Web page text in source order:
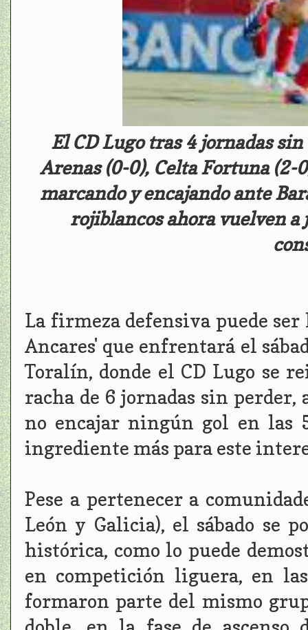
El CD Lugo tras 4 jornadas
Arenas (0-0), Celta Fortuna (2-
marcando y encajando ante
rojiblancos ahora vuelven
La firmeza defensiva puede
Ancares' que enfrentará el
Toralín, donde el CD Lugo se
racha de 6 jornadas sin
no encajar ningún gol en las
ingrediente más para este
Pese a pertenecer a
León y Galicia), el sábado se
histórica, como lo puede
en competición liguera, en
formaron parte del mismo